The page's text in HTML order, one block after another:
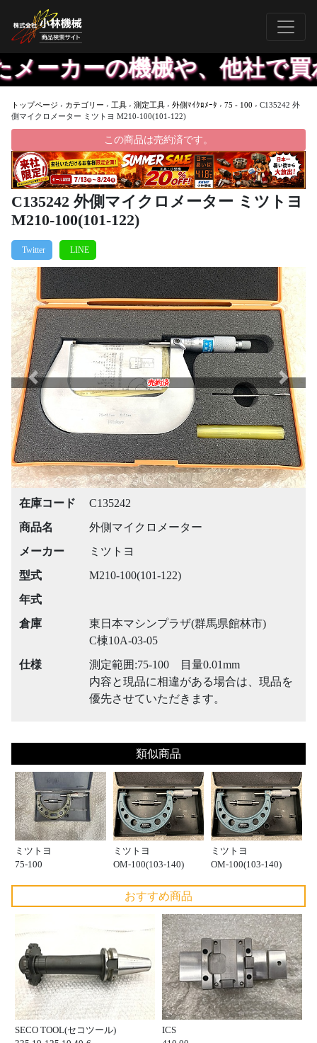
の機械や、他社で買わ
トップページ › カテゴリー › 工具 › 測定工具 › 外側ﾏｲｸﾛﾒｰﾀ › 75 - 100 › C135242 外
側マイクロメーター ミツトヨ M210-100(101-122)
この商品は売約済です。
C135242 外側マイクロメーター ミツトヨ
M210-100(101-122)
売約済
Previous Next
在庫コード
C135242
商品名
外側マイクロメーター
メーカー
ミツトヨ
型式
M210-100(101-122)
年式
倉庫
東日本マシンプラザ(群馬県館林市)
C棟10A-03-05
仕様
測定範囲:75-100 目量0.01mm
内容と現品に相違がある場合は、現品を
優先させていただきます。
類似商品
ミツトヨ
75-100
ミツトヨ
OM-100(103-140)
ミツトヨ
OM-100(103-140)
おすすめ商品
SECO TOOL(セコツール)
ICS